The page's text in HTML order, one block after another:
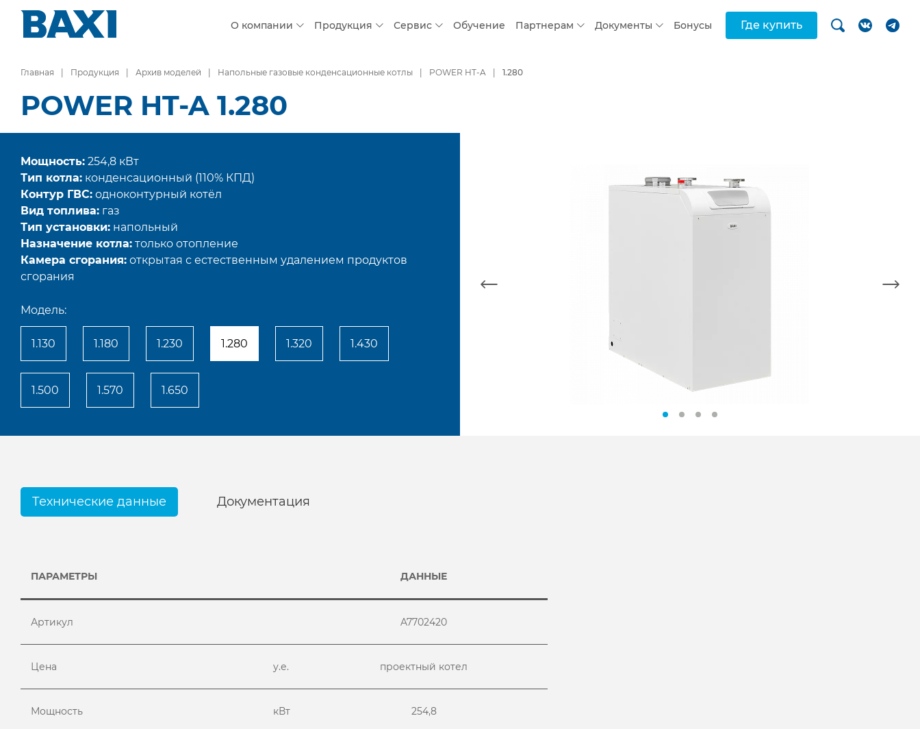
О компании Продукция Сервис Обучение Партнерам Документы Бонусы Где купить
Главная Продукция Архив моделей Напольные газовые конденсационные котлы POWER HT-A 1.280
POWER HT-A 1.280
Мощность: 254,8 кВт
Тип котла: конденсационный (110% КПД)
Контур ГВС: одноконтурный котёл
Вид топлива: газ
Тип установки: напольный
Назначение котла: только отопление
Камера сгорания: открытая с естественным удалением продуктов
сгорания
Модель:
1.130 1.180 1.230 1.280 1.320 1.430
1.500 1.570 1.650
Технические данные Документация
ПАРАМЕТРЫ ДАННЫЕ
Артикул A7702420
Цена у.е. проектный котел
Мощность кВт 254,8